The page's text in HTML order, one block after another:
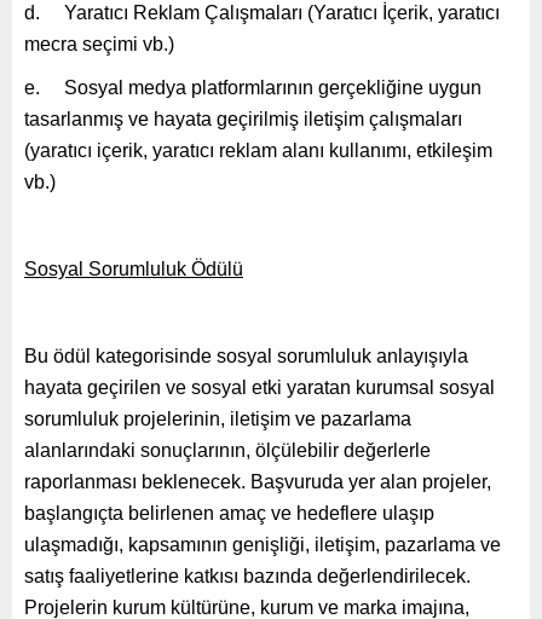
d. Yaratıcı Reklam Çalışmaları (Yaratıcı İçerik, yaratıcı
mecra seçimi vb.)
e. Sosyal medya platformlarının gerçekliğine uygun
tasarlanmış ve hayata geçirilmiş iletişim çalışmaları
(yaratıcı içerik, yaratıcı reklam alanı kullanımı, etkileşim
vb.)
Sosyal Sorumluluk Ödülü
Bu ödül kategorisinde sosyal sorumluluk anlayışıyla
hayata geçirilen ve sosyal etki yaratan kurumsal sosyal
sorumluluk projelerinin, iletişim ve pazarlama
alanlarındaki sonuçlarının, ölçülebilir değerlerle
raporlanması beklenecek. Başvuruda yer alan projeler,
başlangıçta belirlenen amaç ve hedeflere ulaşıp
ulaşmadığı, kapsamının genişliği, iletişim, pazarlama ve
satış faaliyetlerine katkısı bazında değerlendirilecek.
Projelerin kurum kültürüne, kurum ve marka imajına,